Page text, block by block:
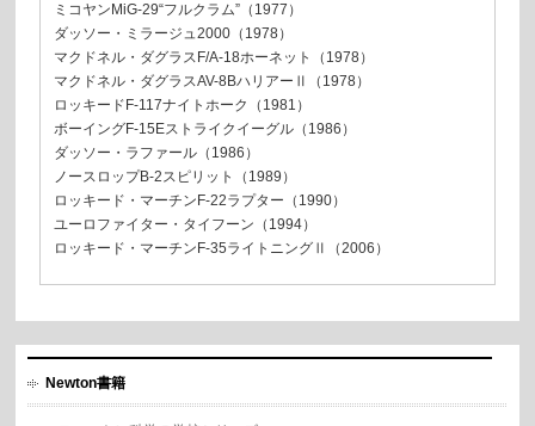
ミコヤンMiG-29“フルクラム”（1977）
ダッソー・ミラージュ2000（1978）
マクドネル・ダグラスF/A-18ホーネット（1978）
マクドネル・ダグラスAV-8BハリアーⅡ（1978）
ロッキードF-117ナイトホーク（1981）
ボーイングF-15Eストライクイーグル（1986）
ダッソー・ラファール（1986）
ノースロップB-2スピリット（1989）
ロッキード・マーチンF-22ラプター（1990）
ユーロファイター・タイフーン（1994）
ロッキード・マーチンF-35ライトニングⅡ（2006）
Newton書籍